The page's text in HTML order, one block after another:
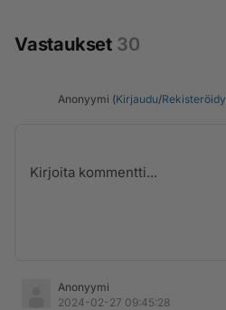
Vastaukset 30
Anonyymi (Kirjaudu/Rekisteröidy
Anonyymi
2024-02-27 09:45:28